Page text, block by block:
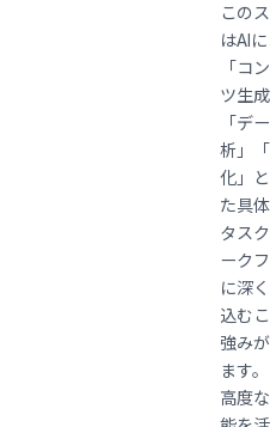
この
はAI
「コ
ツ生
「デ
析」
化」
た具
タス
ーク
に深
込む
強み
ます
高度